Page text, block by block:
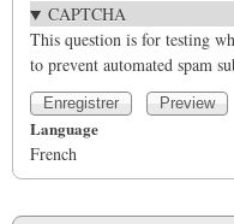
CAPTCHA
This question is for testing
to prevent automated spam
Language
French